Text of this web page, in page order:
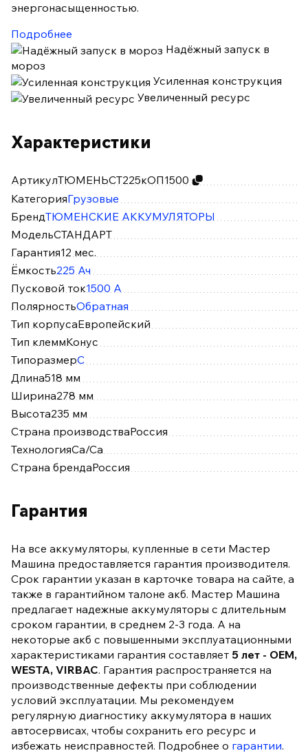
энергонасыщенностью.
Подробнее
Надёжный запуск в
мороз
Усиленная конструкция
Увеличенный ресурс
Характеристики
АртикулТЮМЕНЬСТ225кОП1500
КатегорияГрузовые
БрендТЮМЕНСКИЕ АККУМУЛЯТОРЫ
МодельСТАНДАРТ
Гарантия12 мес.
Ёмкость225 Ач
Пусковой ток1500 А
ПолярностьОбратная
Тип корпусаЕвропейский
Тип клеммКонус
ТипоразмерC
Длина518 мм
Ширина278 мм
Высота235 мм
Страна производстваРоссия
ТехнологияCa/Ca
Страна брендаРоссия
Гарантия
На все аккумуляторы, купленные в сети Мастер
Машина предоставляется гарантия производителя.
Срок гарантии указан в карточке товара на сайте, а
также в гарантийном талоне акб. Мастер Машина
предлагает надежные аккумуляторы с длительным
сроком гарантии, в среднем 2-3 года. А на
некоторые акб с повышенными эксплуатационными
характеристиками гарантия составляет 5 лет - OEM,
WESTA, VIRBAC. Гарантия распространяется на
производственные дефекты при соблюдении
условий эксплуатации. Мы рекомендуем
регулярную диагностику аккумулятора в наших
автосервисах, чтобы сохранить его ресурс и
избежать неисправностей. Подробнее о гарантии.